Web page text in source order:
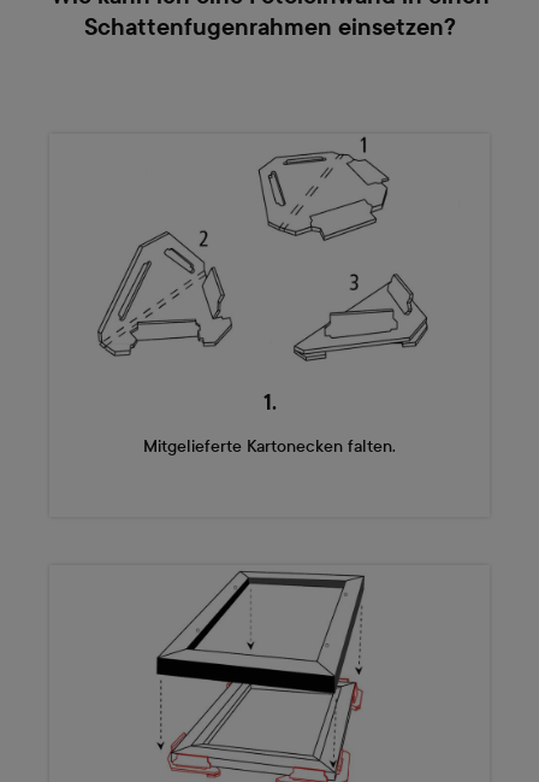
Schattenfugenrahmen einsetzen?
1.
Mitgelieferte Kartonecken falten.